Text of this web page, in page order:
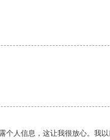
人信息，这让我很放心。我